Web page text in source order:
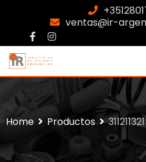
ventas@ir-
Home Productos